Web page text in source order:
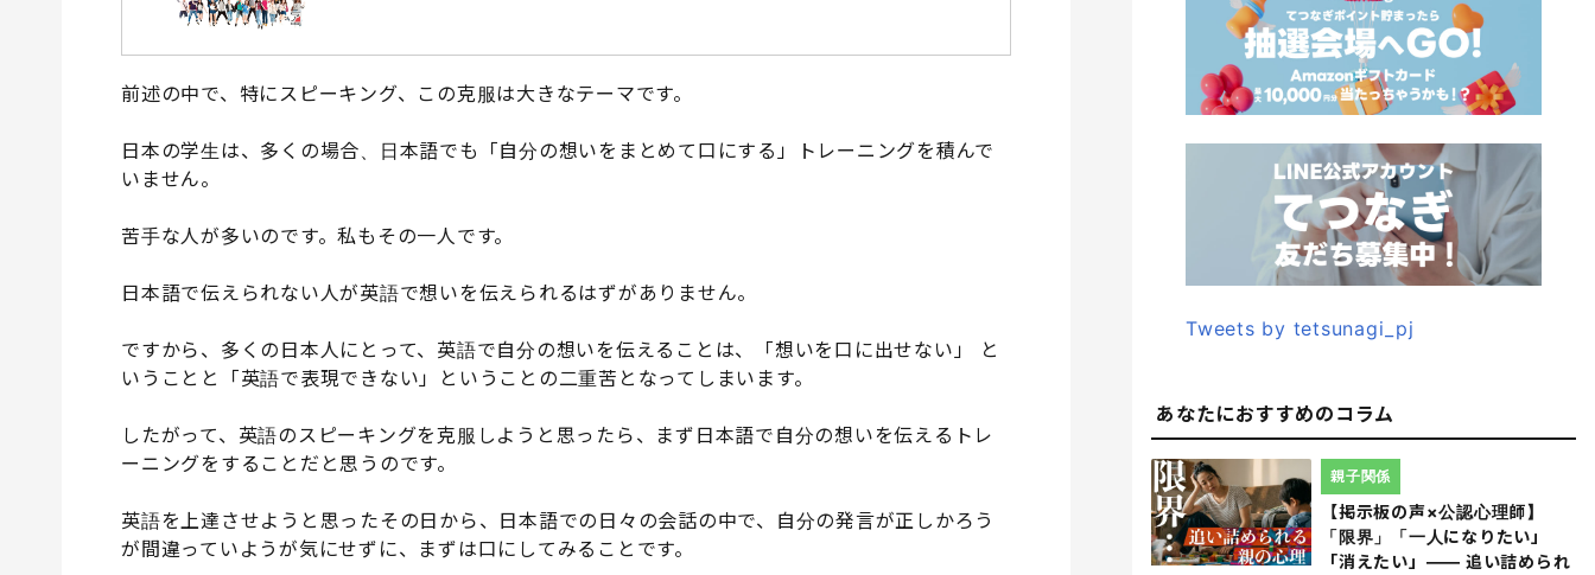
前述の中で、特にスピーキング、この克服は大きなテーマです。
日本の学生は、多くの場合、日本語でも「自分の想いをまとめて口にする」トレーニングを積んで
いません。
苦手な人が多いのです。私もその一人です。
日本語で伝えられない人が英語で想いを伝えられるはずがありません。
ですから、多くの日本人にとって、英語で自分の想いを伝えることは、「想いを口に出せない」 と
いうことと「英語で表現できない」ということの二重苦となってしまいます。
したがって、英語のスピーキングを克服しようと思ったら、まず日本語で自分の想いを伝えるトレ
ーニングをすることだと思うのです。
英語を上達させようと思ったその日から、日本語での日々の会話の中で、自分の発言が正しかろう
が間違っていようが気にせずに、まずは口にしてみることです。
Tweets by tetsunagi_pj
あなたにおすすめのコラム
【掲示板の声×公認心理師】
「限界」「一人になりたい」
「消えたい」―― 追い詰められ
親子関係